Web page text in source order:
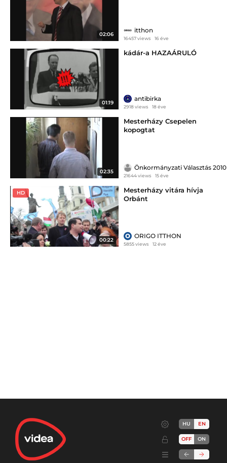
02:06
itthon
16457 views 16 éve
01:19
kádár-a HAZAÁRULÓ
antibirka
2918 views 18 éve
02:35
Mesterházy Csepelen
kopogtat
Önkormányzati Választás 2010
21644 views 15 éve
HD
00:22
Mesterházy vitára hívja
Orbánt
ORIGO ITTHON
5855 views 12 éve
HU EN
OFF ON